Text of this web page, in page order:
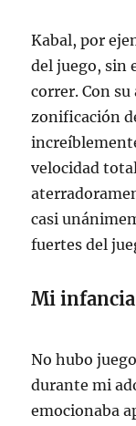
Kabal, por
del juego, sin
correr. Con
zonificación
velocidad
casi
fuertes del
Mi
No hubo
durante mi
emocionaba